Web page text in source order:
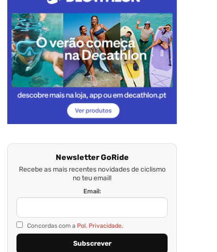
Newsletter GoRide
Recebe as mais recentes novidades de ciclismo
no teu email!
Email:
Concordas com a Pol. Privacidade.